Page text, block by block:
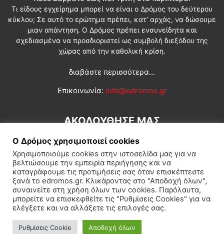
Τι είδους εγχείρημα μπορεί να είναι ο Δρόμος του δεύτερου
κύκλου; Σε αυτό το ερώτημα πρέπει, κατ’ αρχάς, να δώσουμε
μιαν απάντηση. Ο Δρόμος πρέπει ενσυνείδητα και
σχεδιασμένα να προσδιοριστεί ως συμβολή διεξόδου της
χώρας από την καθολική κρίση.
διαβάστε περισσότερα...
Επικοινωνία: info@edromos.gr
ΑΚΟΛΟΥΘΗΣΕ ΜΑΣ
Εγγραφή συνδρομητή Πολιτική Διεθνή Κοινωνία
Πολιτισμός Αφιερώματα
Ο Δρόμος χρησιμοποιεί cookies
Χρησιμοποιούμε cookies στην ιστοσελίδα μας για να
βελτιώσουμε την εμπειρία περιήγησης και να
καταγράφουμε τις προτιμήσεις σας όταν επισκέπτεστε
ξανά το edromos.gr. Κλικάροντας στο "Αποδοχή όλων",
συναινείτε στη χρήση όλων των cookies. Παρόλαυτα,
μπορείτε να επισκεφθείτε τις "Ρυθμίσεις Cookies" για να
ελέγξετε και να αλλάξετε τις επιλογές σας.
Ρυθμίσεις Cookie Αποδοχή όλων